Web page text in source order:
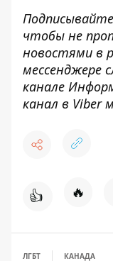
чтобы не
новостями в
мессенджере
канале
канал в Viber
👍 🔥
ЛГБТ КАНАДА